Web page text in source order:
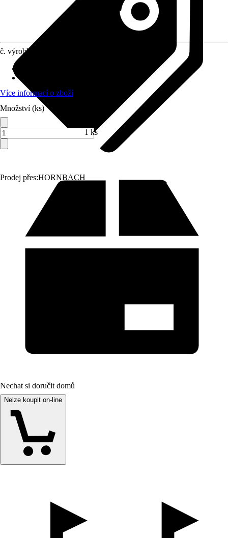
Prodej přes:HORNBACH
č. výrobku
Více informací o zboží
Množství (ks)
1 ks
Nechat si doručit domů
Nelze koupit on-line